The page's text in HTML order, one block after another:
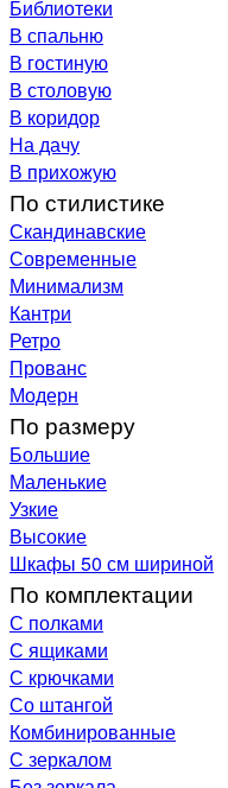
Библиотеки
В спальню
В гостиную
В столовую
В коридор
На дачу
В прихожую
По стилистике
Скандинавские
Современные
Минимализм
Кантри
Ретро
Прованс
Модерн
По размеру
Большие
Маленькие
Узкие
Высокие
Шкафы 50 см шириной
По комплектации
С полками
С ящиками
С крючками
Со штангой
Комбинированные
С зеркалом